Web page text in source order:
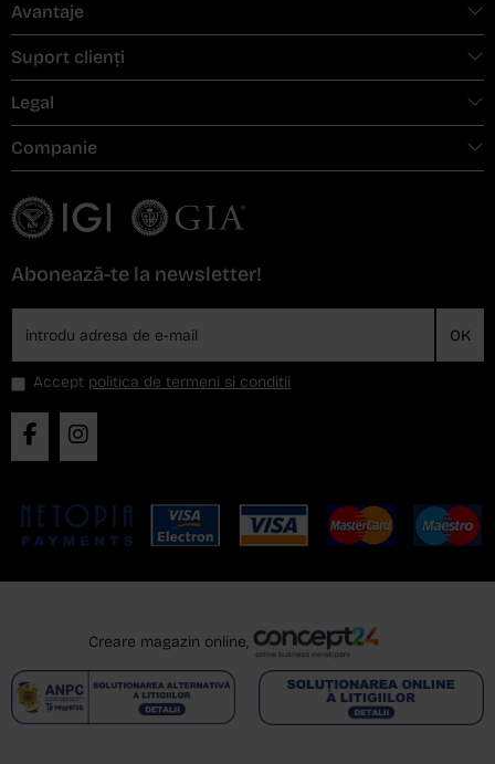
Avantaje
Suport clienți
Legal
Companie
Abonează-te la newsletter!
OK
Accept politica de termeni si conditii
Creare magazin online,